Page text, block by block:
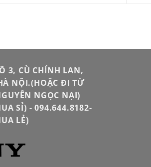
3, CÙ CHÍNH LAN,
NỘI.(HOẶC ĐI TỪ
NGỌC NẠI)
SỈ) - 094.644.8182-
LẺ)